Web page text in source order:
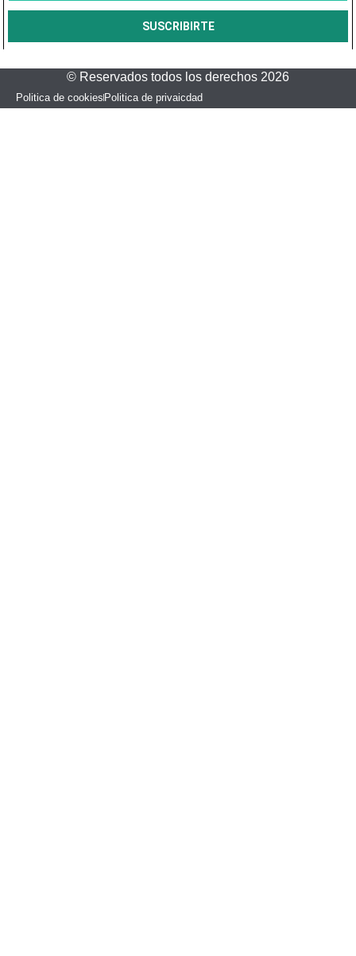
SUSCRIBIRTE
© Reservados todos los derechos 2026
Politica de cookies Politica de privaicdad